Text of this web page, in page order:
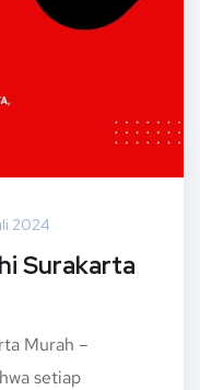
2024
Surakarta
Murah –
setiap